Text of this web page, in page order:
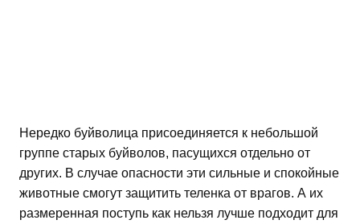
Нередко буйволица присоединяется к небольшой
группе старых буйволов, пасущихся отдельно от
других. В случае опасности эти сильные и спокойные
животные смогут защитить теленка от врагов. А их
размеренная поступь как нельзя лучше подходит для